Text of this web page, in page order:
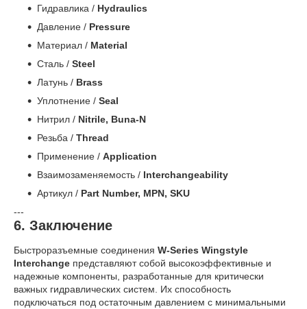
Гидравлика / Hydraulics
Давление / Pressure
Материал / Material
Сталь / Steel
Латунь / Brass
Уплотнение / Seal
Нитрил / Nitrile, Buna-N
Резьба / Thread
Применение / Application
Взаимозаменяемость / Interchangeability
Артикул / Part Number, MPN, SKU
---
6. Заключение
Быстроразъемные соединения W-Series Wingstyle
Interchange представляют собой высокоэффективные и
надежные компоненты, разработанные для критически
важных гидравлических систем. Их способность
подключаться под остаточным давлением с минимальными